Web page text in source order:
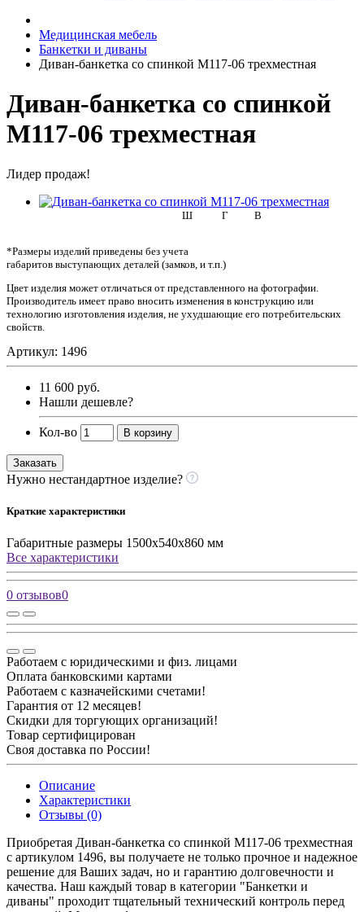
Медицинская мебель
Банкетки и диваны
Диван-банкетка со спинкой М117-06 трехместная
Диван-банкетка со спинкой
М117-06 трехместная
Лидер продаж!
Ш В
Г
*Размеры изделий приведены без учета
габаритов выступающих деталей (замков, и т.п.)
Цвет изделия может отличаться от представленного на фотографии.
Производитель имеет право вносить изменения в конструкцию или
технологию изготовления изделия, не ухудшающие его потребительских
свойств.
Артикул: 1496
11 600 руб.
Нашли дешевле?
Кол-во В корзину
Заказать
Нужно нестандартное изделие?
Краткие характеристики
Габаритные размеры 1500х540х860 мм
Все характеристики
0 отзывов0
Работаем с юридическими и физ. лицами
Оплата банковскими картами
Работаем с казначейскими счетами!
Гарантия от 12 месяцев!
Скидки для торгующих организаций!
Товар сертифицирован
Своя доставка по России!
Описание
Характеристики
Отзывы (0)
Приобретая Диван-банкетка со спинкой М117-06 трехместная
c артикулом 1496, вы получаете не только прочное и надежное
решение для Ваших задач, но и гарантию долговечности и
качества. Наш каждый товар в категории "Банкетки и
диваны" проходит тщательный технический контроль перед